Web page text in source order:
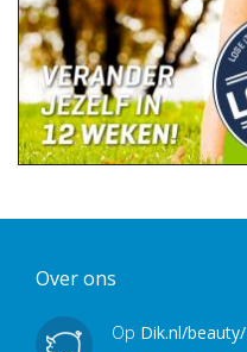
Over ons
Op Dik.nl/beauty/